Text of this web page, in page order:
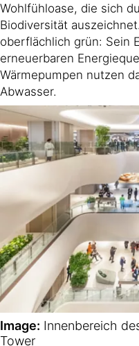
Wohlfühloase, die sich
Biodiversität
oberflächlich grün: Sein
erneuerbaren
Wärmepumpen nutzen
Abwasser.
Image: Innenbereich
Tower